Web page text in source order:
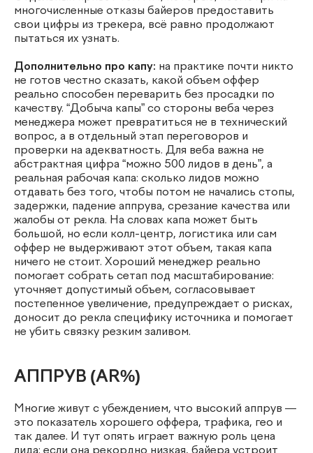
многочисленные отказы байеров предоставить
свои цифры из трекера, всё равно продолжают
пытаться их узнать.
Дополнительно про капу: на практике почти никто
не готов честно сказать, какой объем оффер
реально способен переварить без просадки по
качеству. “Добыча капы” со стороны веба через
менеджера может превратиться не в технический
вопрос, а в отдельный этап переговоров и
проверки на адекватность. Для веба важна не
абстрактная цифра “можно 500 лидов в день”, а
реальная рабочая капа: сколько лидов можно
отдавать без того, чтобы потом не начались стопы,
задержки, падение аппрува, срезание качества или
жалобы от рекла. На словах капа может быть
большой, но если колл-центр, логистика или сам
оффер не выдерживают этот объем, такая капа
ничего не стоит. Хороший менеджер реально
помогает собрать сетап под масштабирование:
уточняет допустимый объем, согласовывает
постепенное увеличение, предупреждает о рисках,
доносит до рекла специфику источника и помогает
не убить связку резким заливом.
АППРУВ (AR%)
Многие живут с убеждением, что высокий аппрув —
это показатель хорошего оффера, трафика, гео и
так далее. И тут опять играет важную роль цена